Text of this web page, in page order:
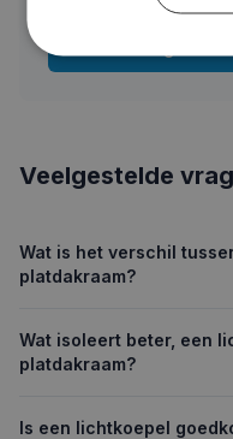
Veelgestelde
Wat is het verschil
platdakraam?
Wat isoleert beter, een
platdakraam?
Is een lichtkoepel